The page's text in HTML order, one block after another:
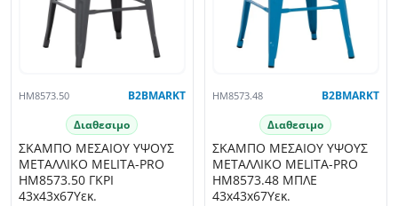
HM8573.50 B2BMARKT
Διαθεσιμο
ΣΚΑΜΠΟ ΜΕΣΑΙΟΥ ΥΨΟΥΣ
ΜΕΤΑΛΛΙΚΟ MELITA-PRO
HM8573.50 ΓΚΡΙ
43x43x67Υεκ.
HM8573.48 B2BMARKT
Διαθεσιμο
ΣΚΑΜΠΟ ΜΕΣΑΙΟΥ ΥΨΟΥΣ
ΜΕΤΑΛΛΙΚΟ MELITA-PRO
HM8573.48 ΜΠΛΕ
43x43x67Υεκ.